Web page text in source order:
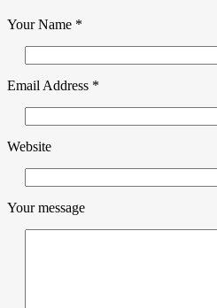
Your Name *
Email Address *
Website
Your message